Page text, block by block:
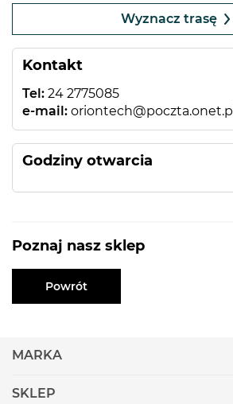
Kontakt
Tel: 24 2775085
e-mail: oriontech@poczta.onet.pl
Godziny otwarcia
−
Wyznacz trasę
Poznaj nasz sklep
Powrót
MARKA
SKLEP